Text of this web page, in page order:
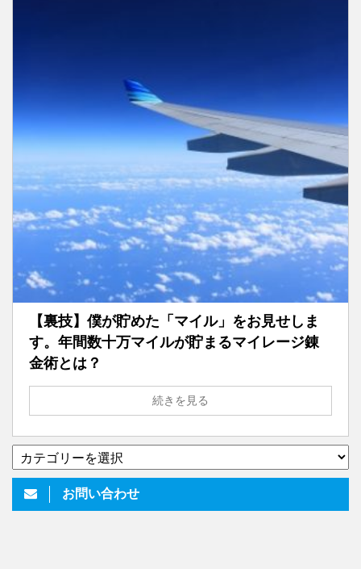
【裏技】僕が貯めた「マイル」をお見せしま
す。年間数十万マイルが貯まるマイレージ錬
金術とは？
続きを見る
い
お問い合わせ